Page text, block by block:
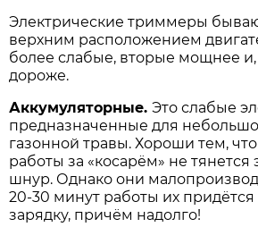
Электрические триммеры
верхним расположением
более слабые, вторые мощнее и,
дороже.
Аккумуляторные.Это слабые
предназначенные для
газонной травы. Хороши тем,
работы за «косарём» не тянется
шнур. Однако они
20-30 минут работы их придётся
зарядку, причём надол­го!